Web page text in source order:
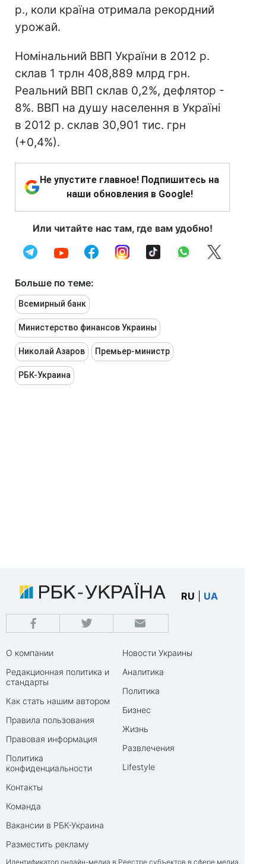
р., коли країна отримала рекордний
урожай.
Номінальний ВВП України в 2012 р.
склав 1 трлн 408,889 млрд грн.
Реальний ВВП склав 0,2%, дефлятор -
8%. ВВП на душу населення в Україні
в 2012 р. склав 30,901 тис. грн
(+0,4%).
Не упустите главное! Подпишитесь на
наши обновления в Google!
Или читайте нас там, где вам удобно!
Больше по теме:
Всемирный банк
Министерство финансов Украины
Николай Азаров Премьер-министр
РБК-Украина
RU UA
О компании
Редакционная политика и
стандарты
Как стать нашим автором
Правила пользования
Правовая информация
Политика
конфиденциальности
Контакты
Команда
Вакансии в РБК-Украина
Разместить рекламу
Новости Украины
Аналитика
Политика
Бизнес
Жизнь
Развлечения
Lifestyle
Идентификатор онлайн-медиа в Реестре субъектов в сфере медиа